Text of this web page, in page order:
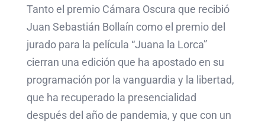
Tanto el premio Cámara Oscura que recibió
Juan Sebastián Bollaín como el premio del
jurado para la película “Juana la Lorca”
cierran una edición que ha apostado en su
programación por la vanguardia y la libertad,
que ha recuperado la presencialidad
después del año de pandemia, y que con un